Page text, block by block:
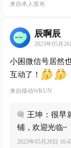
来自本人发布
辰啊辰
2023年05月26
小困微信号居然
互动了！
来自移动WKUN
王坤：很早
铺，欢迎光临~
2023年05月26日